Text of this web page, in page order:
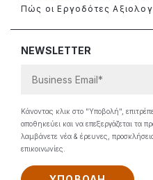
Πώς οι Εργοδότες
NEWSLETTER
Κάνοντας κλικ στο "Υποβολή",
αποθηκεύει και να επεξεργάζεται τα
λαμβάνετε νέα & έρευνες,
επικοινωνίες.